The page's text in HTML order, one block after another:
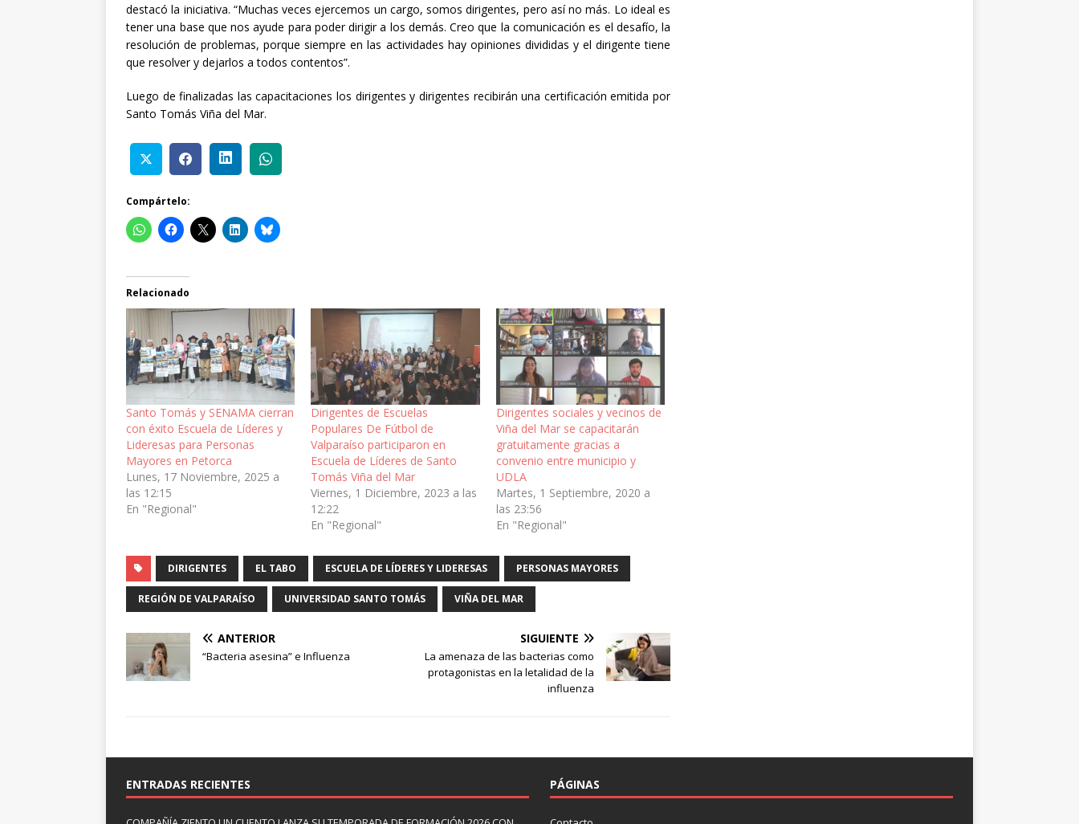
destacó la iniciativa. “Muchas veces ejercemos un cargo, somos dirigentes, pero así no más. Lo ideal es
tener una base que nos ayude para poder dirigir a los demás. Creo que la comunicación es el desafío, la
resolución de problemas, porque siempre en las actividades hay opiniones divididas y el dirigente tiene
que resolver y dejarlos a todos contentos”.
Luego de finalizadas las capacitaciones los dirigentes y dirigentes recibirán una certificación emitida por
Santo Tomás Viña del Mar.
Compártelo:
Relacionado
Santo Tomás y SENAMA cierran
con éxito Escuela de Líderes y
Lideresas para Personas
Mayores en Petorca
Lunes, 17 Noviembre, 2025 a
las 12:15
En "Regional"
Dirigentes de Escuelas
Populares De Fútbol de
Valparaíso participaron en
Escuela de Líderes de Santo
Tomás Viña del Mar
Viernes, 1 Diciembre, 2023 a las
12:22
En "Regional"
Dirigentes sociales y vecinos de
Viña del Mar se capacitarán
gratuitamente gracias a
convenio entre municipio y
UDLA
Martes, 1 Septiembre, 2020 a
las 23:56
En "Regional"
DIRIGENTES EL TABO ESCUELA DE LÍDERES Y LIDERESAS PERSONAS MAYORES
REGIÓN DE VALPARAÍSO UNIVERSIDAD SANTO TOMÁS VIÑA DEL MAR
ANTERIOR
“Bacteria asesina” e Influenza
SIGUIENTE
La amenaza de las bacterias como
protagonistas en la letalidad de la
influenza
ENTRADAS RECIENTES PÁGINAS